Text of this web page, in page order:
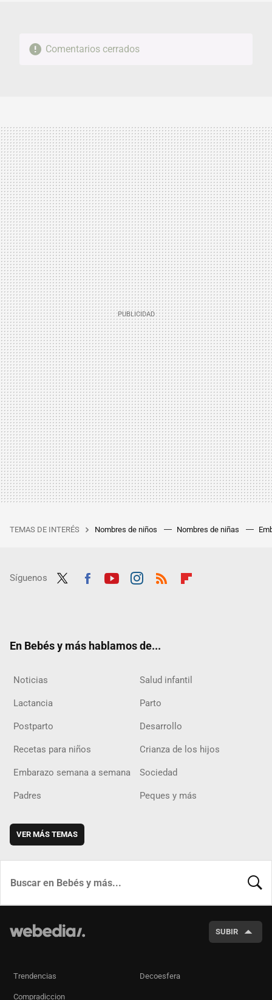
Comentarios cerrados
TEMAS DE INTERÉS Nombres de niños Nombres de niñas
Síguenos
En Bebés y más hablamos de...
Noticias Salud infantil
Lactancia Parto
Postparto Desarrollo
Recetas para niños Crianza de los hijos
Embarazo semana a semana Sociedad
Padres Peques y más
VER MÁS TEMAS
SUBIR
Trendencias Decoesfera
Compradiccion